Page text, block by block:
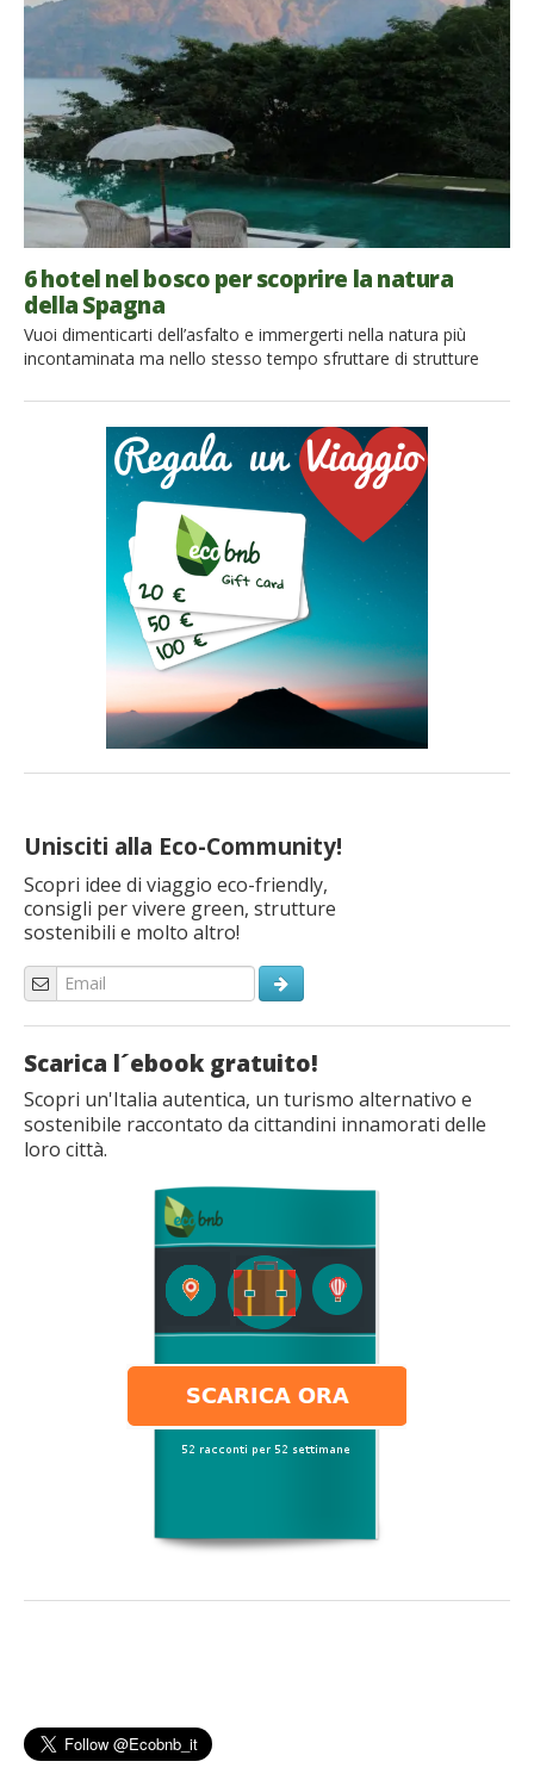
Unisciti alla Eco-Community!
Scopri idee di viaggio eco-friendly,
consigli per vivere green, strutture
sostenibili e molto altro!
Scarica l´ebook gratuito!
Scopri un'Italia autentica, un turismo alternativo e
sostenibile raccontato da cittandini innamorati delle
loro città.
tratta della Foresta di Halle, un luogo meraviglioso che in
primavera diventa ancora più magico. […]
6 hotel nel bosco per scoprire la natura
della Spagna
Vuoi dimenticarti dell’asfalto e immergerti nella natura più
incontaminata ma nello stesso tempo sfruttare di strutture
migliori hotel nel bosco che la Spagna e la sua splendida
natura possono offrire. Eccoti una lista completa dei migliori 6
hotel nel bosco che puoi trovare nella Spagna più […]